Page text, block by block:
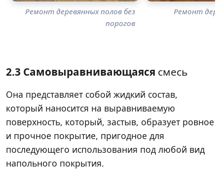
Ремонт деревянных полов без
порогов
Ремонт
2.3 Самовыравнивающаяся смесь
Она представляет собой жидкий состав,
который наносится на выравниваемую
поверхность, который, застыв, образует ровное
и прочное покрытие, пригодное для
последующего использования под любой вид
напольного покрытия.